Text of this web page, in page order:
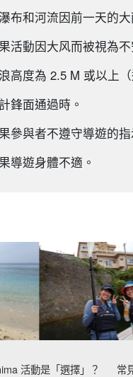
布和河流因前一天的
活動因大风而被視為不
高度為 2.5 M 或以上
鋒面通過時。
參與者不遵守導遊的指
導遊身體不適。
活動是「選擇」？ 常